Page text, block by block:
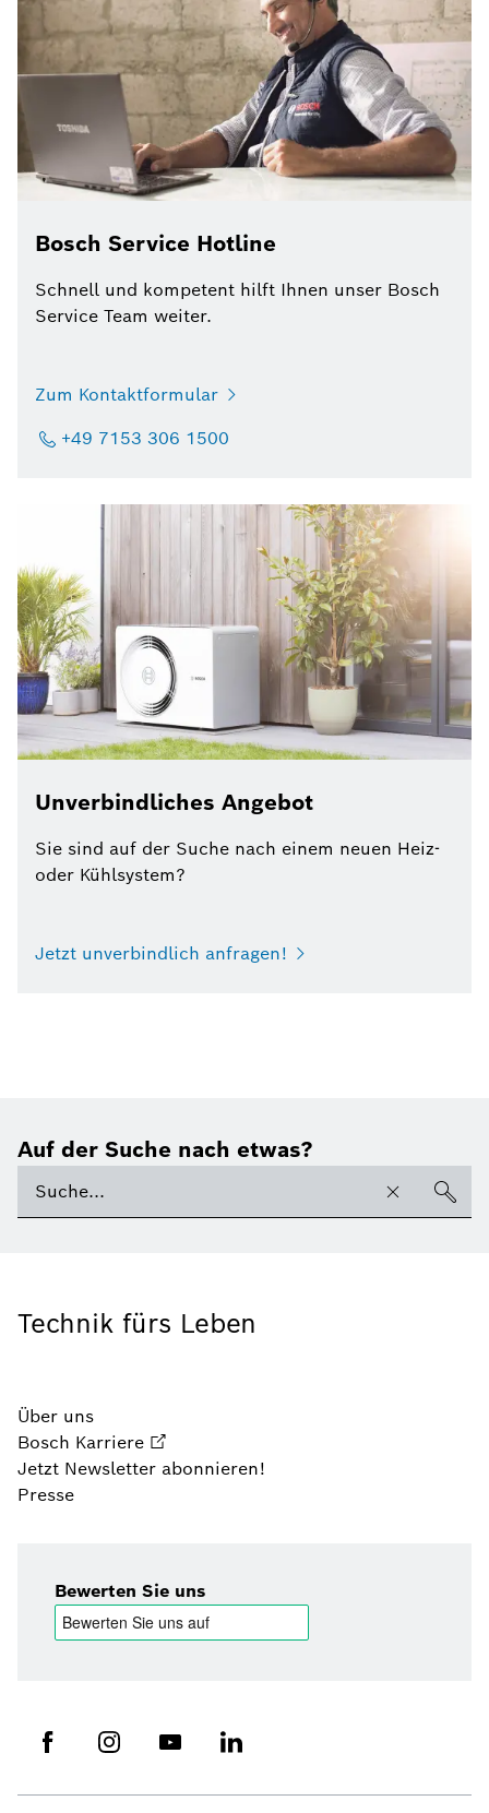
Bosch Service Hotline
Schnell und kompetent hilft Ihnen unser Bosch
Service Team weiter.
Zum Kontaktformular
+49 7153 306 1500
Unverbindliches Angebot
Sie sind auf der Suche nach einem neuen Heiz-
oder Kühlsystem?
Jetzt unverbindlich anfragen!
Auf der Suche nach etwas?
Technik fürs Leben
Über uns
Bosch Karriere
Jetzt Newsletter abonnieren!
Presse
Bewerten Sie uns